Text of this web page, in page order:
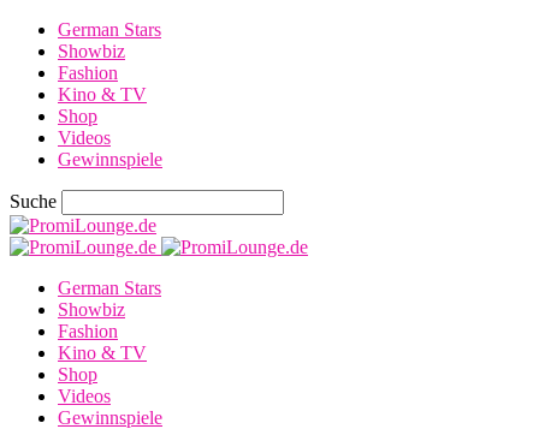
German Stars
Showbiz
Fashion
Kino & TV
Shop
Videos
Gewinnspiele
Suche
German Stars
Showbiz
Fashion
Kino & TV
Shop
Videos
Gewinnspiele